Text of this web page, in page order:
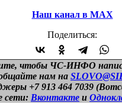
Наш канал в МАХ
Поделиться:
чтобы ЧС-ИНФО
нам на
+7 913 464 7039
сети: Вконтакте и